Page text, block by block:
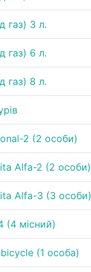
газ) 3 л.
газ) 6 л.
газ) 8 л.
2 (2 особи)
Alfa-2 (2 особи)
Alfa-3 (3 особи)
(4 місний)
(1 особа)